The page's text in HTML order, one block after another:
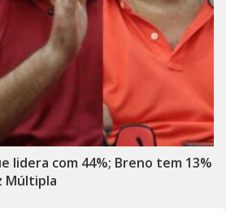
lidera com 44%; Breno tem 13%
Múltipla